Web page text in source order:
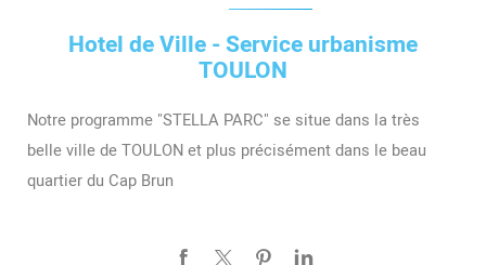
Hotel de Ville - Service urbanisme
TOULON
Notre programme "STELLA PARC" se situe dans la très
belle ville de TOULON et plus précisément dans le beau
quartier du Cap Brun